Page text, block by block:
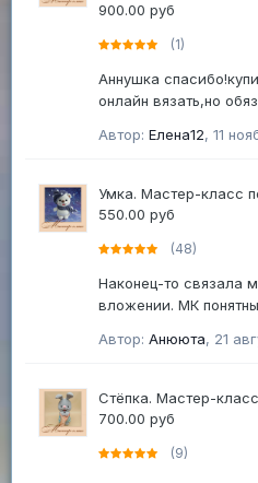
900.00 руб
(1)
Аннушка
онлайн вязать,но
Автор: Елена12, 11
Умка. Мастер-класс
550.00 руб
(48)
Наконец-то связала
вложении. МК
Автор: Анююта, 21
Стёпка. Мастер-
700.00 руб
(9)